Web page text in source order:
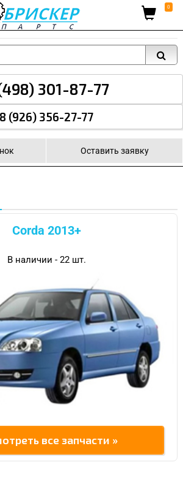
0
301-87-77
8 (926) 356-27-77
Оставить заявку
Corda 2013+
В наличии - 22 шт.
все запчасти »